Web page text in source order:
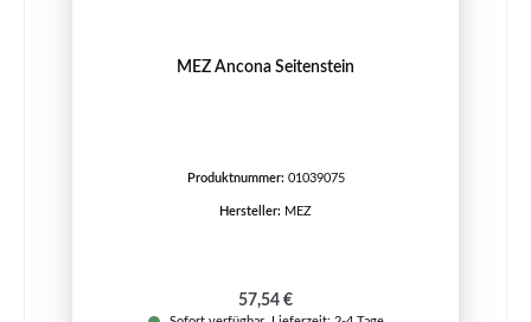
MEZ Ancona Seitenstein
Produktnummer: 01039075
Hersteller: MEZ
Regulärer Preis:
57,54 €